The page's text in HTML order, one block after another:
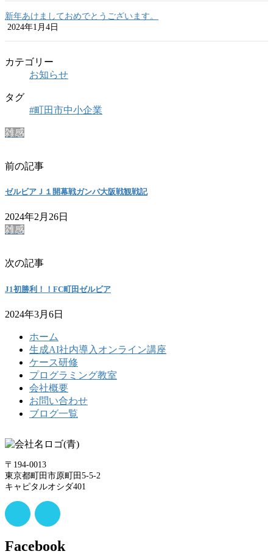
新年あけましておめでとうございます。
2024年1月4日
カテゴリー
お知らせ
タグ
#町田市中小企業
雑感
前の記事
ゼルビアＪ１開幕戦ガンバ大阪戦観戦記
2024年2月26日
雑感
次の記事
J1初勝利！！FC町田ゼルビア
2024年3月6日
ホーム
生成AI社内導入オンライン講座
ケース研修
プログラミング教室
会社概要
お問い合わせ
ブログ一覧
〒194-0013
東京都町田市原町田5-5-2
キャピタルオシダ401
Facebook